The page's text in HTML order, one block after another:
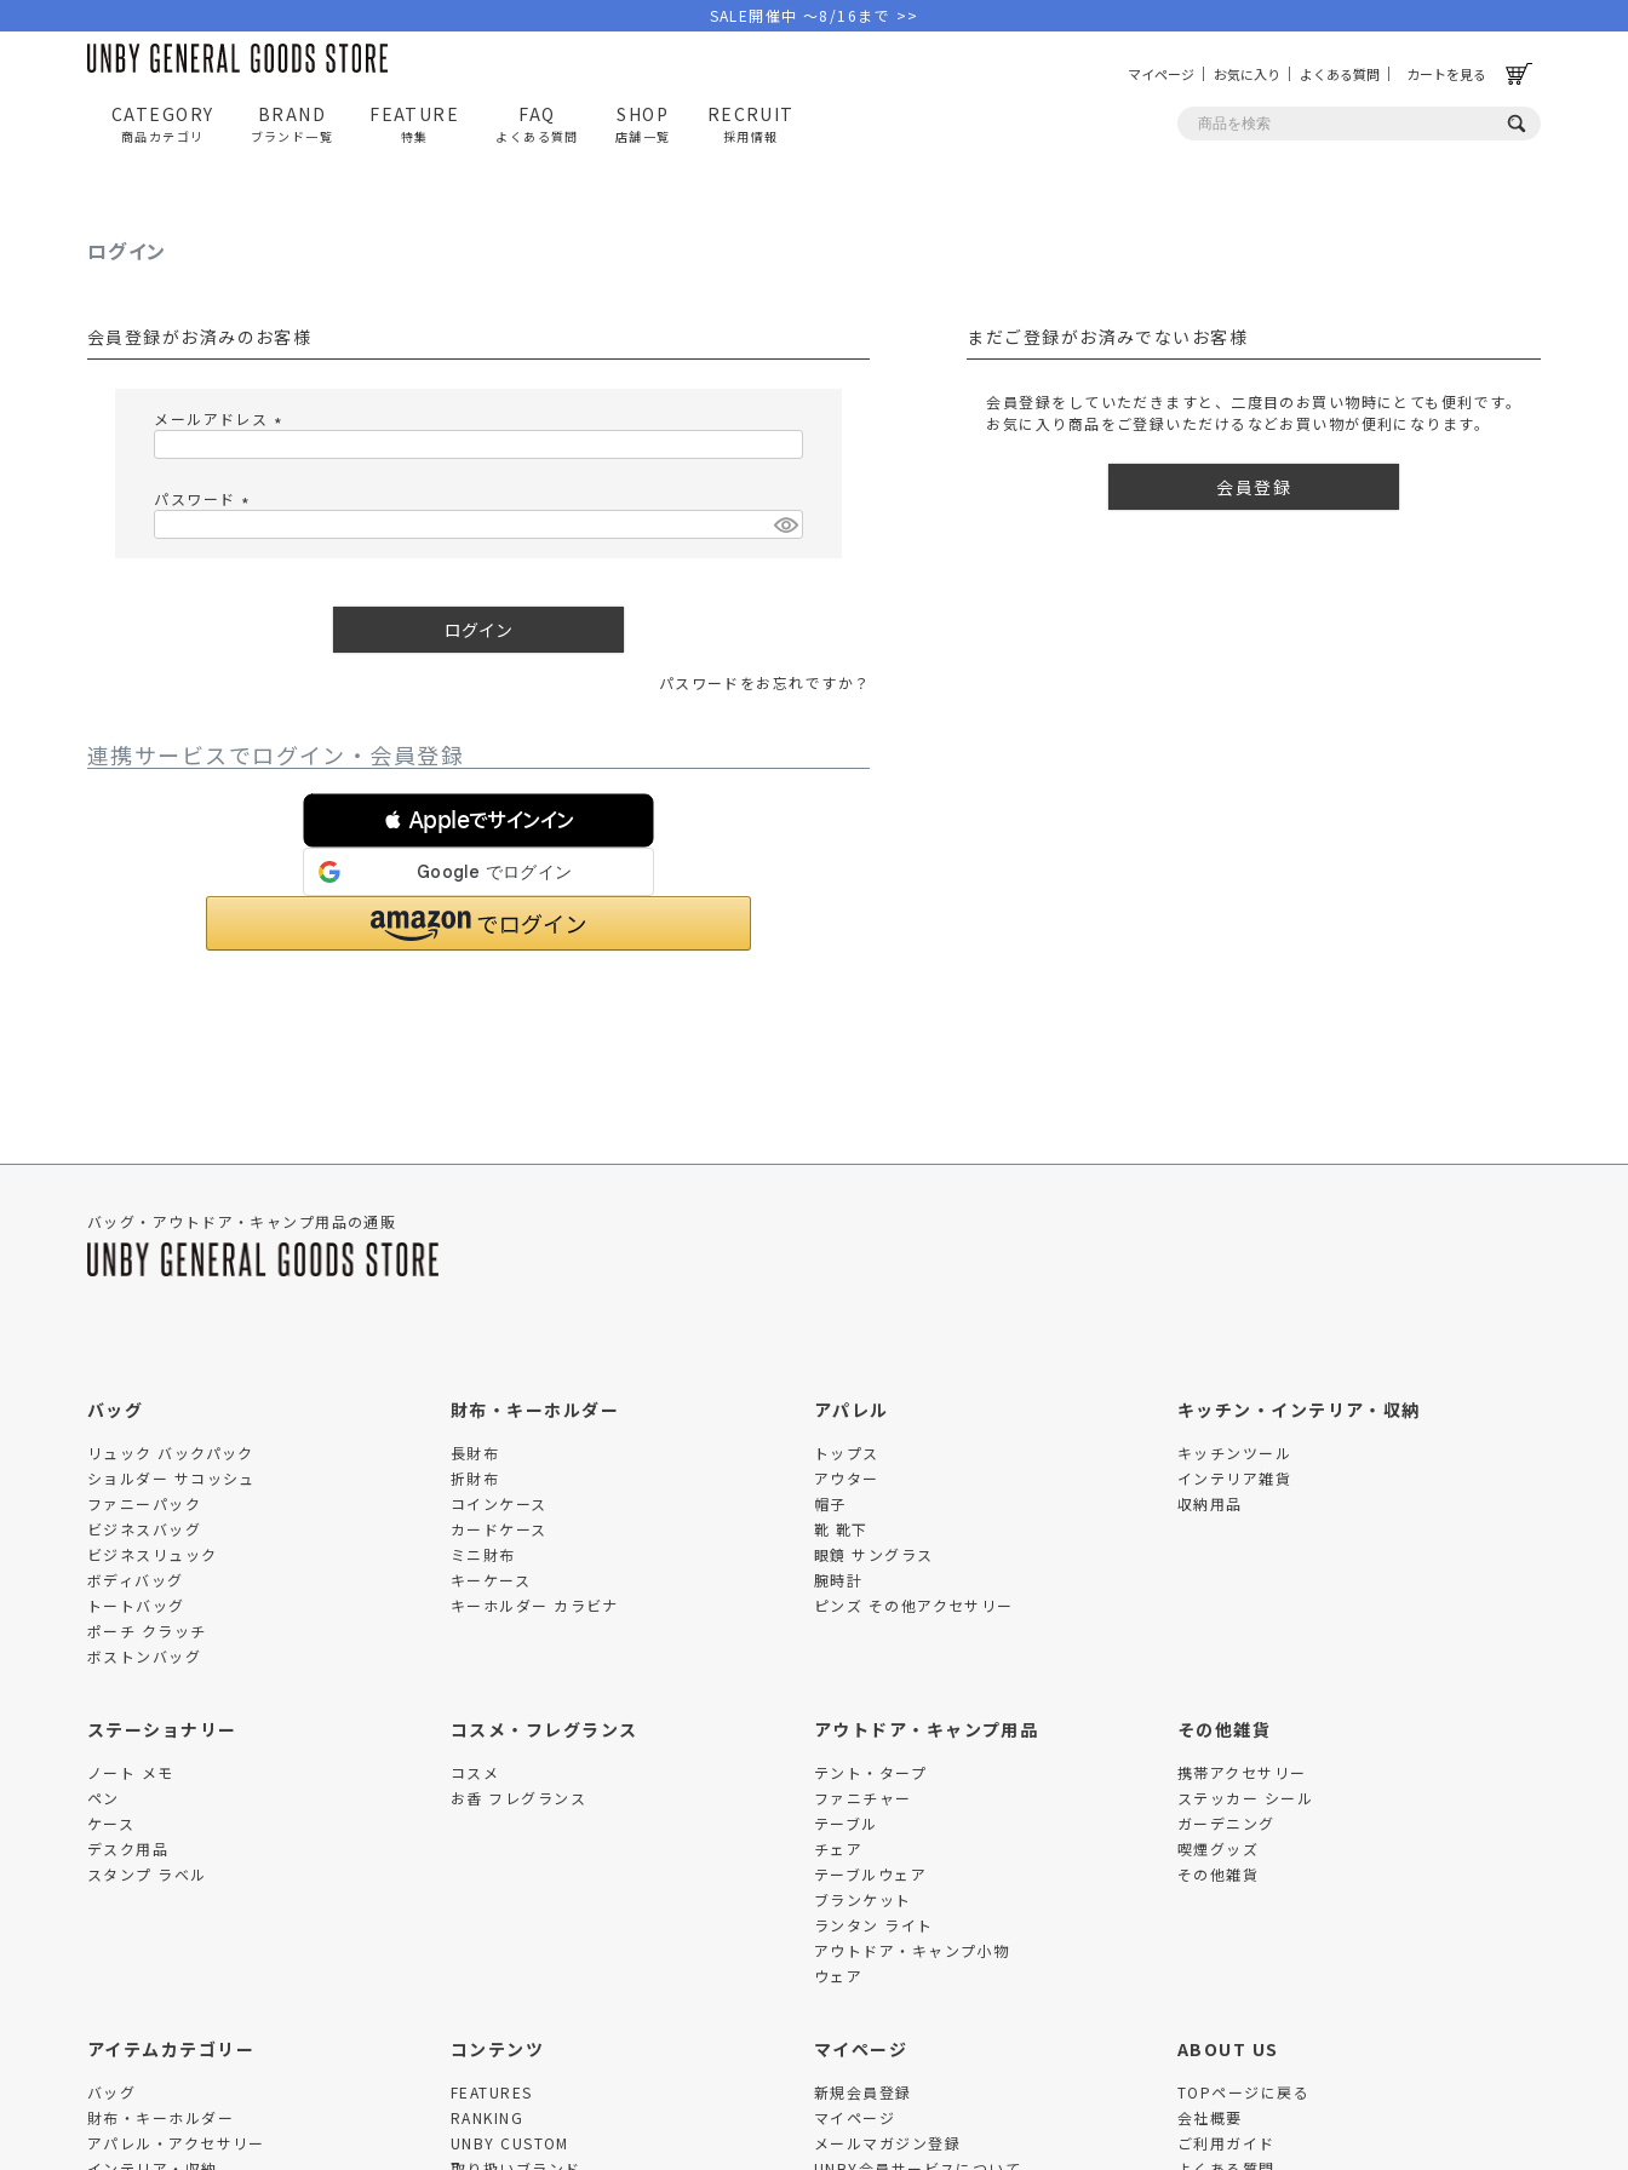
CATEGORY
商品カテゴリ
リュック/バックパック
ビジネスバッグ
トップス
時計
その他
テント/タープ
ランタン/ライト
キッチン
コンテナ/収納
その他
キャディバッグ
バッグ/ポーチ
財布
キーホルダー/カラビナ
インテリア
BRAND
ブランド一覧
AS2OV CABINZERO UNBY ORIGINAL
その他の取扱ブランド一覧はこちら
FEATURE
特集
FAQ
よくある質問
SHOP
店舗一覧
RECRUIT
採用情報
マイページ お気に入り よくある質問 カートを見る
SALE開催中 ～8/16まで >>
UNBY GENERAL GOODS STORE ログイン
ログイン
会員登録がお済みのお客様
メールアドレス
)
パスワード
ログイン
パスワードをお忘れですか？
連携サービスでログイン・会員登録
 Appleでサインイン
まだご登録がお済みでないお客様
会員登録をしていただきますと、二度目のお買い物時にとても便利です。
お気に入り商品をご登録いただけるなどお買い物が便利になります。
会員登録
バッグ・アウトドア・キャンプ用品の通販
バッグ
リュック バックパック
ショルダー サコッシュ
ファニーパック
ビジネスバッグ
ビジネスリュック
ボディバッグ
トートバッグ
ポーチ クラッチ
ボストンバッグ
財布・キーホルダー
長財布
折財布
コインケース
カードケース
ミニ財布
キーケース
キーホルダー カラビナ
アパレル
トップス
アウター
帽子
靴 靴下
眼鏡 サングラス
腕時計
ピンズ その他アクセサリー
キッチン・インテリア・収納
キッチンツール
インテリア雑貨
収納用品
ステーショナリー
ノート メモ
ペン
ケース
デスク用品
スタンプ ラベル
コスメ・フレグランス
コスメ
お香 フレグランス
アウトドア・キャンプ用品
テント・タープ
ファニチャー
テーブル
チェア
テーブルウェア
ブランケット
ランタン ライト
アウトドア・キャンプ小物
ウェア
その他雑貨
携帯アクセサリー
ステッカー シール
ガーデニング
喫煙グッズ
その他雑貨
アイテムカテゴリー
バッグ
財布・キーホルダー
アパレル・アクセサリー
コンテンツ
FEATURES
RANKING
UNBY CUSTOM
マイページ
新規会員登録
マイページ
メールマガジン登録
ABOUT US
TOPページに戻る
会社概要
ご利用ガイド